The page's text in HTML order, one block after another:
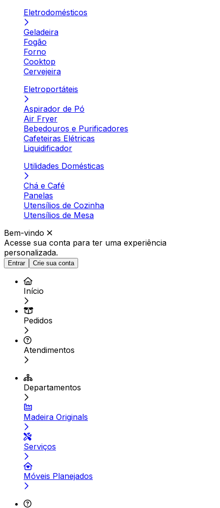
Eletrodomésticos
Geladeira
Fogão
Forno
Cooktop
Cervejeira
Eletroportáteis
Aspirador de Pó
Air Fryer
Bebedouros e Purificadores
Cafeteiras Elétricas
Liquidificador
Utilidades Domésticas
Chá e Café
Panelas
Utensílios de Cozinha
Utensílios de Mesa
Bem-vindo
Acesse sua conta para ter uma experiência
personalizada.
Entrar Crie sua conta
Início
Pedidos
Atendimentos
Departamentos
Madeira Originals
Serviços
Móveis Planejados